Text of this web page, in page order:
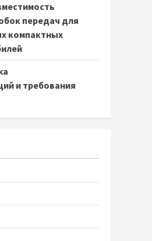
передач для
компактных
и требования